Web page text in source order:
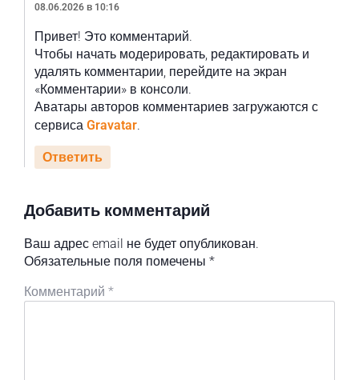
08.06.2026 в 10:16
Привет! Это комментарий.
Чтобы начать модерировать, редактировать и
удалять комментарии, перейдите на экран
«Комментарии» в консоли.
Аватары авторов комментариев загружаются с
сервиса Gravatar.
Ответить
Добавить комментарий
Ваш адрес email не будет опубликован.
Обязательные поля помечены *
Комментарий *